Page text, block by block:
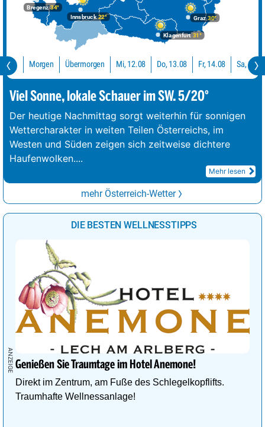
Bregenz34°
Graz30°
Innsbruck22°
Klagenfurt 31°
Heute Morgen Übermorgen Mi, 12.08 Do, 13.08 Fr, 14.08
Viel Sonne, lokale Schauer im SW. 5/20°
Der heutige Nachmittag sorgt weiterhin für sonnigen
Wettercharakter in weiten Teilen Österreichs, im
Westen und Süden zeigen sich zeitweise dichtere
Haufenwolken....
Mehr lesen
mehr Österreich-Wetter
DIE BESTEN WELLNESSTIPPS
Genießen Sie Traumtage im Hotel Anemone!
Direkt im Zentrum, am Fuße des Schlegelkopflifts.
Traumhafte Wellnessanlage!